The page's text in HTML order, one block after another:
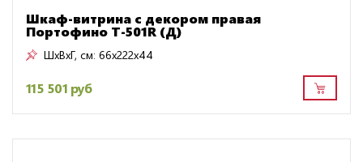
Шкаф-витрина с декором правая
Портофино Т-501R (Д)
ШxВxГ, см: 66x222x44
115 501 руб